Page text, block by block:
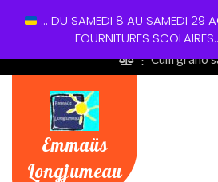
01 60
⋮ Cum grano
Emmaüs
Longjumeau
... DU SAMEDI 8 AU SAMEDI 29
FOURNITURES